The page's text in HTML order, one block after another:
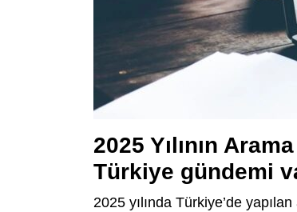
2025 Yılının
Türkiye gündemi
2025 yılında Türkiye’de